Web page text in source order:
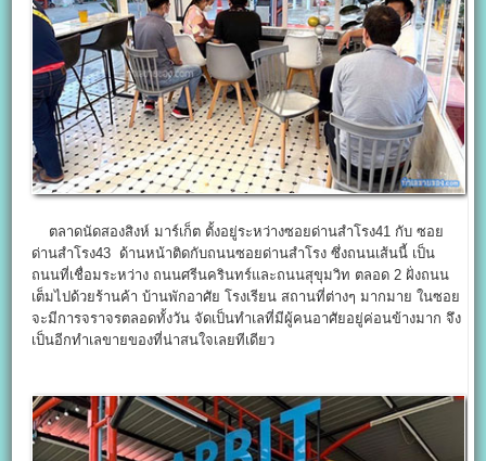
ตลาดนัดสองสิงห์ มาร์เก็ต ตั้งอยู่ระหว่างซอยด่านสำโรง41 กับ ซอย
ด่านสำโรง43 ด้านหน้าติดกับถนนซอยด่านสำโรง ซึ่งถนนเส้นนี้ เป็น
ถนนที่เชื่อมระหว่าง ถนนศรีนครินทร์และถนนสุขุมวิท ตลอด 2 ฝั่งถนน
เต็มไปด้วยร้านค้า บ้านพักอาศัย โรงเรียน สถานที่ต่างๆ มากมาย ในซอย
จะมีการจราจรตลอดทั้งวัน จัดเป็นทำเลที่มีผู้คนอาศัยอยู่ค่อนข้างมาก จึง
เป็นอีกทำเลขายของที่น่าสนใจเลยทีเดียว